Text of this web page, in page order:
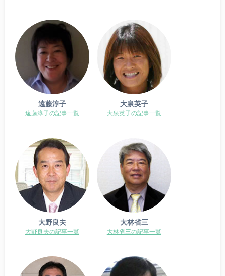
遠藤淳子
遠藤淳子の記事一覧
大泉英子
大泉英子の記事一覧
大野良夫
大野良夫の記事一覧
大林省三
大林省三の記事一覧